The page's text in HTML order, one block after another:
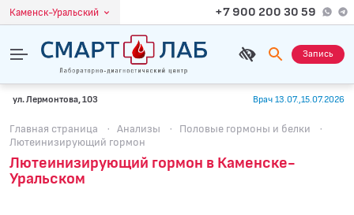
Каменск-Уральский +7 900 200 30 59
Запись
ул. Лермонтова, 103 Врач 13.07.,15.07.2026
Главная страница · Анализы · Половые гормоны и белки
·
Лютеинизирующий гормон
Лютеинизирующий гормон в Каменске-
Уральском